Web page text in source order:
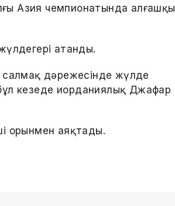
Азия чемпионатында алғашқы
жүлдегері атанды.
салмақ дәрежесінде жүлде
кезеңде иорданиялық Джафар
орынмен аяқтады.